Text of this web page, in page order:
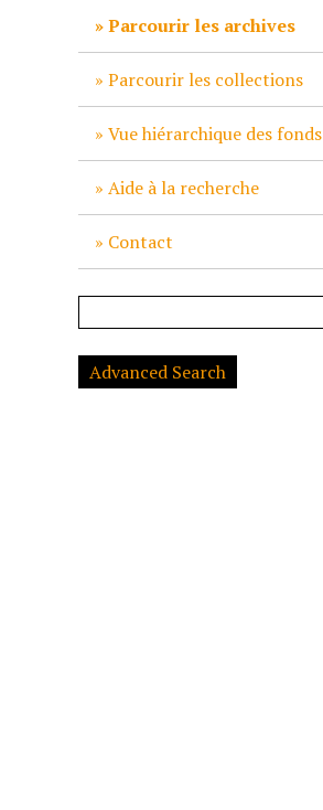
Parcourir les archives
Parcourir les collections
Vue hiérarchique des fonds
Aide à la recherche
Contact
Advanced Search